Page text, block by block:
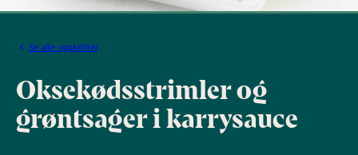
Se alle opskrifter
Oksekødsstrimler og
grøntsager i karrysauce